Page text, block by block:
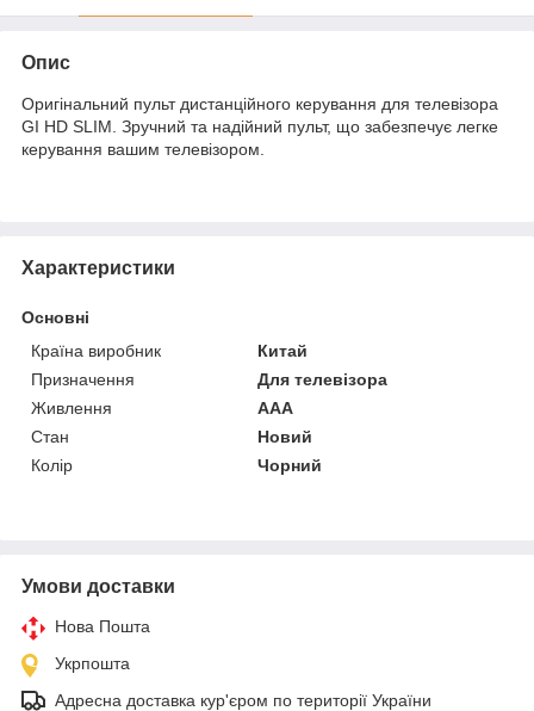
Опис
Оригінальний пульт дистанційного керування для телевізора
GI HD SLIM. Зручний та надійний пульт, що забезпечує легке
керування вашим телевізором.
Характеристики
Основні
Країна виробник
Китай
Призначення
Для телевізора
Живлення
AAA
Стан
Новий
Колір
Чорний
Умови доставки
Нова Пошта
Укрпошта
Адресна доставка кур'єром по території України